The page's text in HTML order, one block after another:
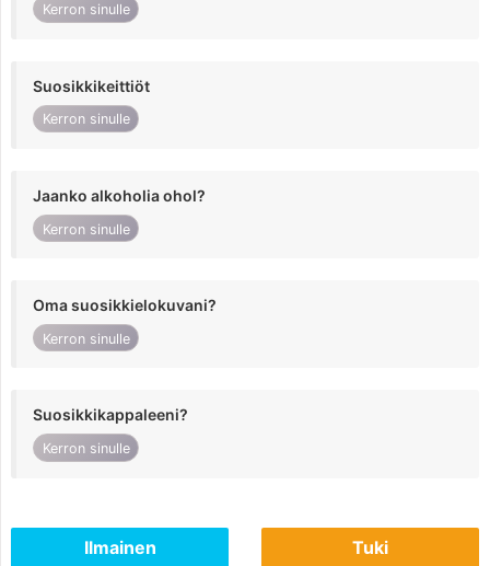
Kerron sinulle
Suosikkikeittiöt
Kerron sinulle
Jaanko alkoholia ohol?
Kerron sinulle
Oma suosikkielokuvani?
Kerron sinulle
Suosikkikappaleeni?
Kerron sinulle
Ilmainen Tuki